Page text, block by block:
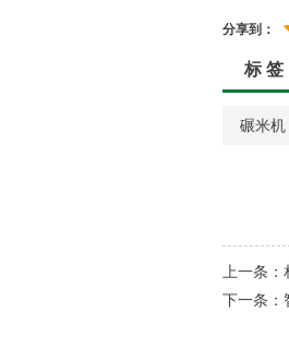
分享到：
标 签
碾米机
上一条
下一条：